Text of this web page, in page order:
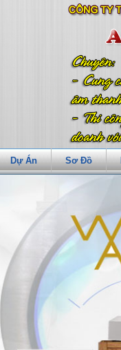
Dự Án Sơ Đồ